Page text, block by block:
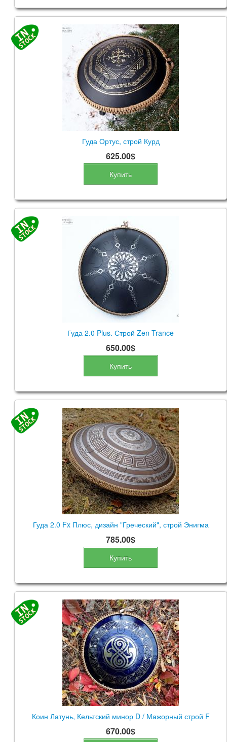
Гуда Ортус, строй Курд
625.00$
Купить
Гуда 2.0 Plus. Строй Zen Trance
650.00$
Купить
Гуда 2.0 Fx Плюс, дизайн "Греческий", строй Энигма
785.00$
Купить
Коин Латунь, Кельтский минор D / Мажорный строй F
670.00$